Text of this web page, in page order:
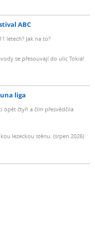
ABC
letech? Jak na to?
se přesouvají do ulic Tokia!
liga
opět čtyři a čím přesvědčila
lezeckou stěnu. (srpen 2026)